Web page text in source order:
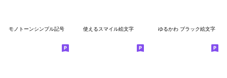
モノトーンシンプル記号 使えるスマイル絵文字 ゆるかわ ブラック絵文字